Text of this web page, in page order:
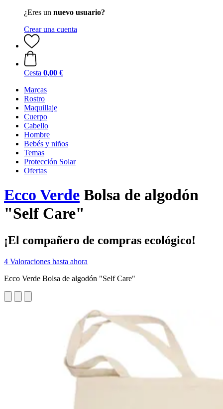
¿Eres un nuevo usuario?
Crear una cuenta
Cesta 0,00 €
Marcas
Rostro
Maquillaje
Cuerpo
Cabello
Hombre
Bebés y niños
Temas
Protección Solar
Ofertas
Ecco Verde Bolsa de algodón
"Self Care"
¡El compañero de compras ecológico!
4 Valoraciones hasta ahora
Ecco Verde Bolsa de algodón "Self Care"